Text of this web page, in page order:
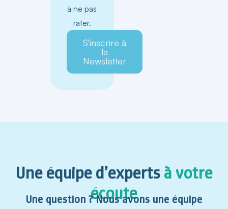
à ne pas
rater.
S'inscrire à
la
Newsletter
Une équipe d’expertsà votre
écoute
Une question ? Nous avons une équipe